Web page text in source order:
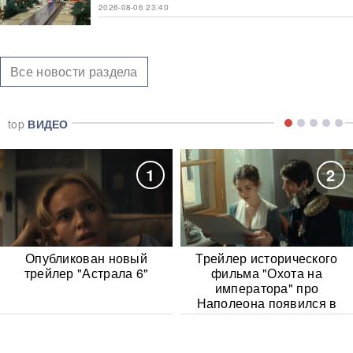
2026-08-06 23:40
Все новости раздела
top ВИДЕО
1
Опубликован новый
трейлер "Астрала 6"
2
Трейлер исторического
фильма "Охота на
императора" про
Наполеона появился в
Сети